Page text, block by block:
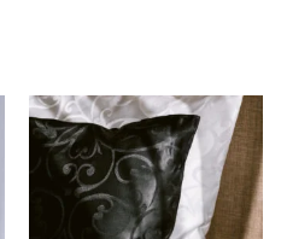
Hinnavahemik:
35,00 €
kuni
45,00 €